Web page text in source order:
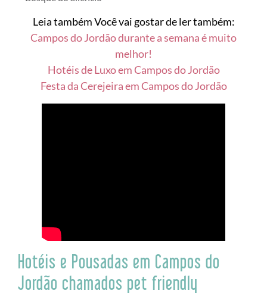
Leia também Você vai gostar de ler também:
Campos do Jordão durante a semana é muito
melhor!
Hotéis de Luxo em Campos do Jordão
Festa da Cerejeira em Campos do Jordão
Hotéis e Pousadas em Campos do
Jordão chamados pet friendly